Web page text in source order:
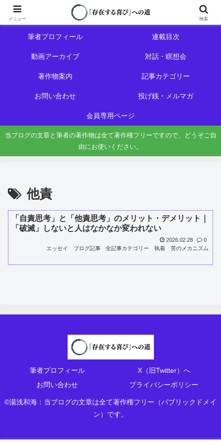
初めての方へ
筆者プロフィール 連載目次
動画アーカイブ 対話・瞑想会
著作物案内 記事カテゴリー
お問い合わせ 投げ銭・メルマガ
会員専用ページ
当ブログの文章と筆者の著作物は全て著作権フリーですので、どうぞご自
由にお使いください。
他責
「自責思考」と「他責思考」のメリット・デメリット｜
「破滅」しないと人はなかなか変われない
2026.02.28
0
エッセイ
ブログ記事 全記事カテゴリー 執着 苦のメカニズム
筆者プロフィール
X（旧Twitter）へ
お問い合わせ
プライバシーポリシー
©湯浅和海：当ブログの文章は全て著作権フリー（パブリックドメイ
ン）です。
メニュー 検索